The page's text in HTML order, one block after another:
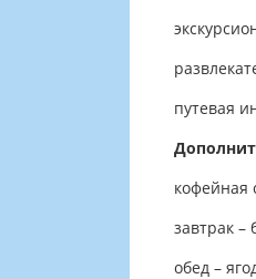
путевая
кофейная
завтрак –
обед –